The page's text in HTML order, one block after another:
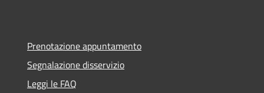
Prenotazione appuntamento
Segnalazione disservizio
Leggi le FAQ